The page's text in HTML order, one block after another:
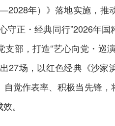
年）》落地实施，推
正・经典同行”2026年国
部，打造“艺心向党・巡
场，以红色经典《沙家
觉作表率、积极当先锋，
。